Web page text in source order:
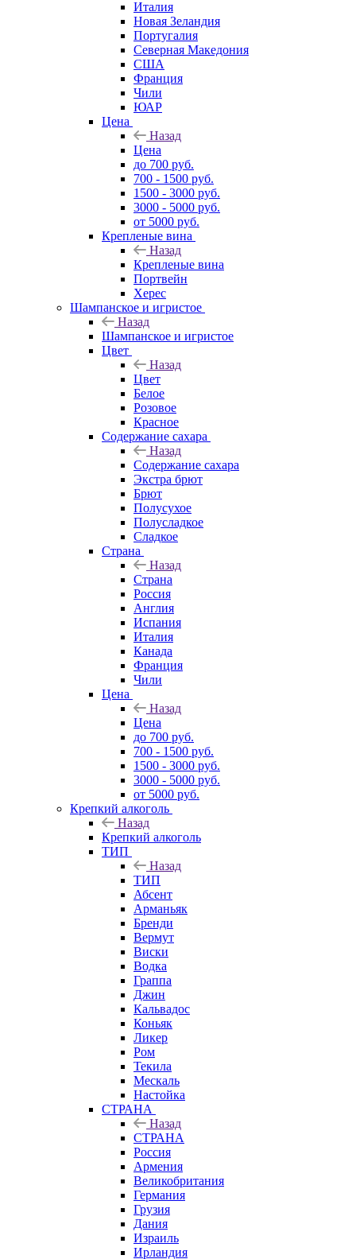
Италия
Новая Зеландия
Португалия
Северная Македония
США
Франция
Чили
ЮАР
Цена
Назад
Цена
до 700 руб.
700 - 1500 руб.
1500 - 3000 руб.
3000 - 5000 руб.
от 5000 руб.
Крепленые вина
Назад
Крепленые вина
Портвейн
Херес
Шампанское и игристое
Назад
Шампанское и игристое
Цвет
Назад
Цвет
Белое
Розовое
Красное
Содержание сахара
Назад
Содержание сахара
Экстра брют
Брют
Полусухое
Полусладкое
Сладкое
Страна
Назад
Страна
Россия
Англия
Испания
Италия
Канада
Франция
Чили
Цена
Назад
Цена
до 700 руб.
700 - 1500 руб.
1500 - 3000 руб.
3000 - 5000 руб.
от 5000 руб.
Крепкий алкоголь
Назад
Крепкий алкоголь
ТИП
Назад
ТИП
Абсент
Арманьяк
Бренди
Вермут
Виски
Водка
Граппа
Джин
Кальвадос
Коньяк
Ликер
Ром
Текила
Мескаль
Настойка
СТРАНА
Назад
СТРАНА
Россия
Армения
Великобритания
Германия
Грузия
Дания
Израиль
Ирландия